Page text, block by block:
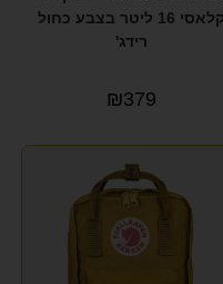
קלאסי 16 ליטר בצבע כחול
רידג'
₪379